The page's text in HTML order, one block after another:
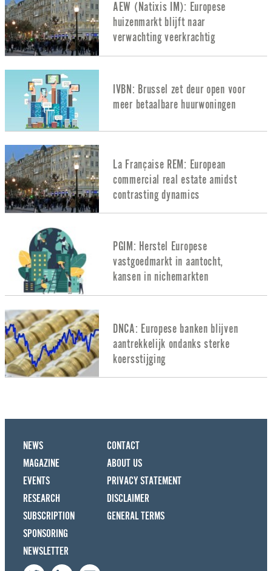
AEW (Natixis IM): Europese
huizenmarkt blijft naar
verwachting veerkrachtig
IVBN: Brussel zet deur open voor
meer betaalbare huurwoningen
La Française REM: European
commercial real estate amidst
contrasting dynamics
PGIM: Herstel Europese
vastgoedmarkt in aantocht,
kansen in nichemarkten
DNCA: Europese banken blijven
aantrekkelijk ondanks sterke
koersstijging
NEWS
MAGAZINE
EVENTS
RESEARCH
SUBSCRIPTION
SPONSORING
CONTACT
ABOUT US
PRIVACY STATEMENT
DISCLAIMER
GENERAL TERMS
NEWSLETTER